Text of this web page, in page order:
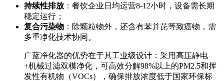
持续性排放 ：餐饮企业日均运营8-12小时，设备需长期
稳定运行；
复合污染物 ：除颗粒物外，还含有苯并芘等致癌物，需
多重净化技术协同。
广蓝净化器的优势在于其工业级设计：采用高压静电
+机械过滤双模净化，可高效分解98%以上的PM2.5和挥
发性有机物（VOCs），确保排放浓度低于国家环保标